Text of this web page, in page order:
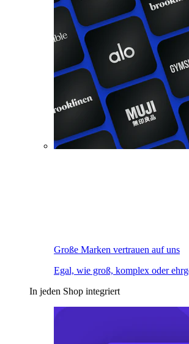
Große Marken vertrauen auf uns
Egal, wie groß, komplex oder
In jeden Shop integriert